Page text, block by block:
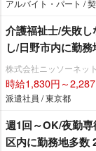
アルバイト・パート /
介護福祉士/失敗
し/日野市内に勤
株式会社ニッソーネット
時給1,830円～
派遣社員 / 東京都
週1回～OK/夜勤
区内に勤務地多数